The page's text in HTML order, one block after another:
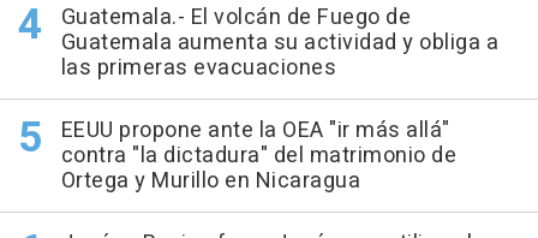
Guatemala.- El volcán de Fuego de
Guatemala aumenta su actividad y obliga a
las primeras evacuaciones
EEUU propone ante la OEA "ir más allá"
contra "la dictadura" del matrimonio de
Ortega y Murillo en Nicaragua